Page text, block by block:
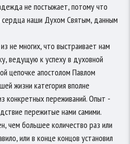
не постыжает, потому что
сердца наши Духом Святым, данным
не многих, что выстраивает нам
ведущую к успеху в духовной
цепочке апостолом Павлом
жизни категория вполне
конкретных переживаний. Опыт -
пережитые нами самими.
чем большее количество раз или
или в конце концов установил